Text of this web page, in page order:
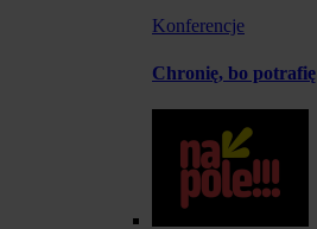
Konferencje
Chronię, bo potrafię